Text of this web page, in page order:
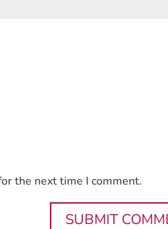
the next time I comment.